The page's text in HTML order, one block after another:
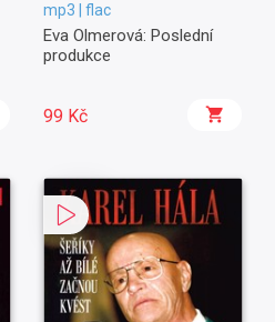
mp3 | flac
Eva Olmerová: Poslední
produkce
99 Kč